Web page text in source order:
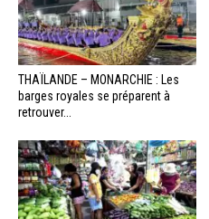
THAÏLANDE – MONARCHIE : Les
barges royales se préparent à
retrouver...